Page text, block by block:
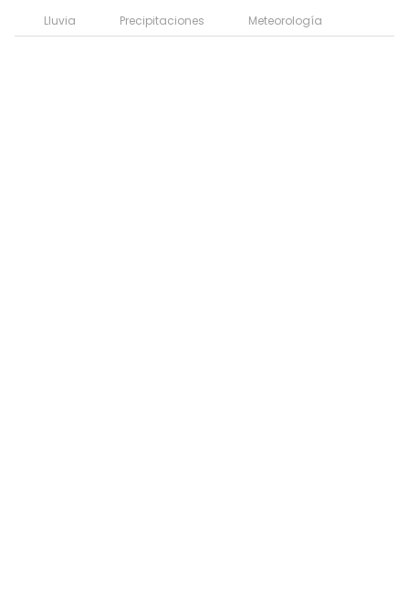
Lluvia Precipitaciones Meteorología